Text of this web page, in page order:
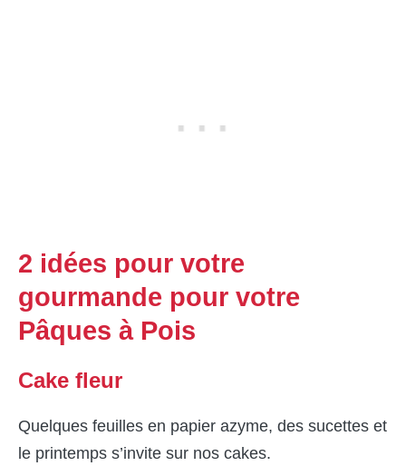
2 idées pour votre
gourmande pour votre
Pâques à Pois
Cake fleur
Quelques feuilles en papier azyme, des sucettes et
le printemps s’invite sur nos cakes.